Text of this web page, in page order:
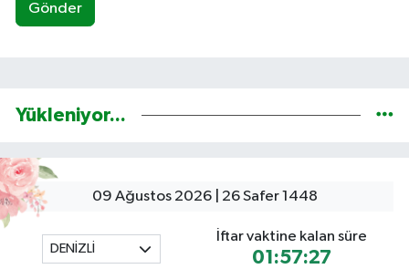
Gönder
Yükleniyor...
09 Ağustos 2026 | 26 Safer 1448
DENİZLİ
İftar vaktine kalan süre
01:57:26